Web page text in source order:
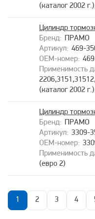
(каталог 2002
ПРАМО
469-
Цилиндр
(каталог 2002
ПРАМО
3309-
Цилиндр
(евро 2)
1 2 3 4